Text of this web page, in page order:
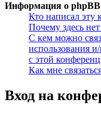
Информация о phpBB
Кто написал эту
Почему здесь
С кем можно
использования
с этой
Как мне
Вход на